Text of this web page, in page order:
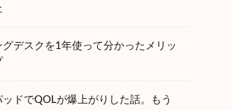
グデスクを1年使って分かったメリッ
ドでQOLが爆上がりした話。もう